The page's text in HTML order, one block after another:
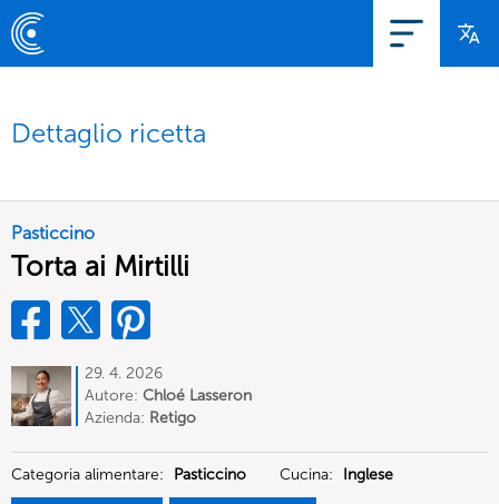
Dettaglio ricetta
Pasticcino
Torta ai Mirtilli
29. 4. 2026
Autore: Chloé Lasseron
Azienda: Retigo
Categoria alimentare: Pasticcino Cucina: Inglese